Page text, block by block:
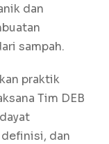
dan
sampah.
praktik
Tim DEB
dan